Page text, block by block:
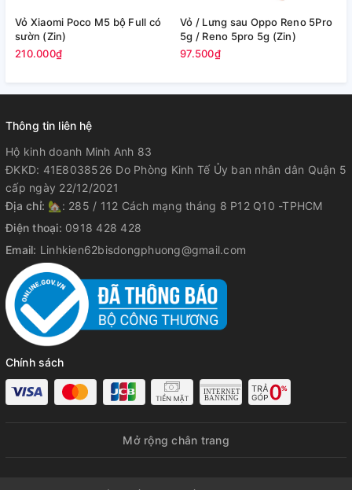
Vỏ Xiaomi Poco M5 bộ Full có
sườn (Zin)
210.000₫
Vỏ / Lưng sau Oppo Reno 5Pro
5g / Reno 5pro 5g (Zin)
97.500₫
Thông tin liên hệ
Hộ kinh doanh Minh Anh 83
ĐKKD: 41E8038526 Do Phòng Kinh Tế Ủy ban nhân dân Quận 5
cấp ngày 22/12/2021
Địa chỉ: 🏡: 285 / 112 Cách mạng tháng 8 P12 Q10 -TPHCM
Điện thoại: 0918 428 428
Email: Linhkien62bisdongphuong@gmail.com
Chính sách
Mở rộng chân trang